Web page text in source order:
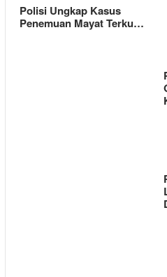
Polisi Ungkap Kasus
Penemuan Mayat Terku…